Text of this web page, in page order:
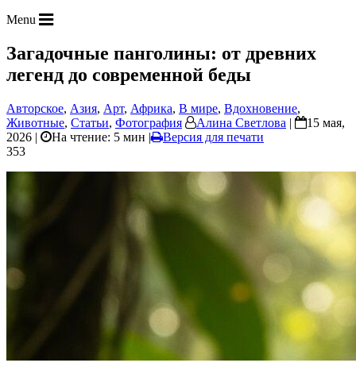
Menu
Загадочные панголины: от древних
легенд до современной беды
Авторское, Азия, Арт, Африка, В мире, Вдохновение,
Животные, Статьи, Фотография Алина Светлова |
15 мая,
2026 |
На чтение: 5 мин |
Версия для печати
353